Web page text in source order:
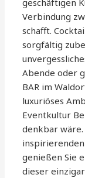
geschäftigen
Verbindung
schafft.
sorgfältig
Abende oder
BAR im
luxuriöses
Eventkultur
denkbar wäre.
genießen Sie
dieser